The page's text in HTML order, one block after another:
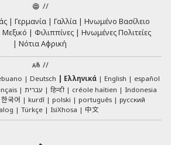
//
Γερμανία Γαλλία
Ηνωμένο Βασίλειο
Μεξικό Φιλιππίνες
Ηνωμένες Πολιτείες
Νότια Αφρική
//
Deutsch Ελληνικά English
español
עברית हिन्दी créole haïtien
Indonesia
한국어 kurdî polski português
русский
Türkçe IsiXhosa 中文